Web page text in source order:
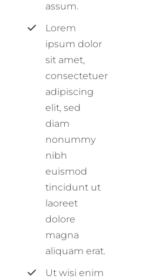
assum.
Lorem
ipsum dolor
sit amet,
consectetuer
adipiscing
elit, sed
diam
nonummy
nibh
euismod
tincidunt ut
laoreet
dolore
magna
aliquam erat.
Ut wisi enim